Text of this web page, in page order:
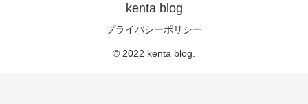
kenta blog
プライバシーポリシー
© 2022 kenta blog.